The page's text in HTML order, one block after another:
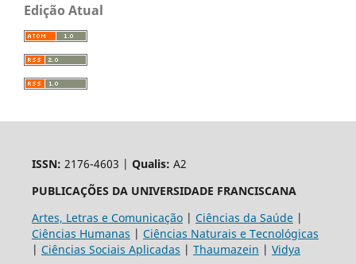
Edição Atual
ISSN: 2176-4603 | Qualis: A2
PUBLICAÇÕES DA UNIVERSIDADE FRANCISCANA
Artes, Letras e Comunicação| Ciências da Saúde|
Ciências Humanas | Ciências Naturais e Tecnológicas
| Ciências Sociais Aplicadas | Thaumazein | Vidya